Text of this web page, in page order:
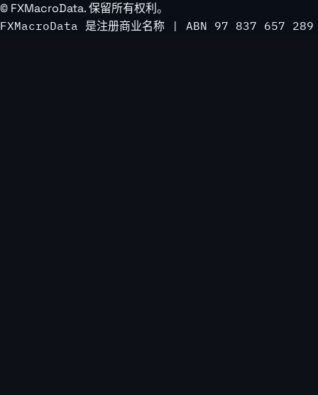
© FXMacroData. 保留所有权利。
FXMacroData 是注册商业名称 | ABN 97 837 657 289